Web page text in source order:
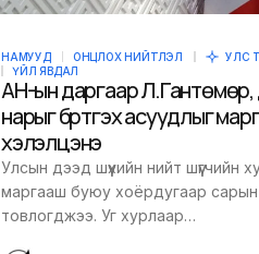
НАМУУД ОНЦЛОХ НИЙТЛЭЛ
УЛС
ҮЙЛ ЯВДАЛ
АН-ын даргаар Л.Гантөмөр,
нарыг бүртгэх асуудлыг
хэлэлцэнэ
Улсын дээд шүүхийн нийт шүүгчийн
маргааш буюу хоёрдугаар
товлогджээ. Уг хурлаар…